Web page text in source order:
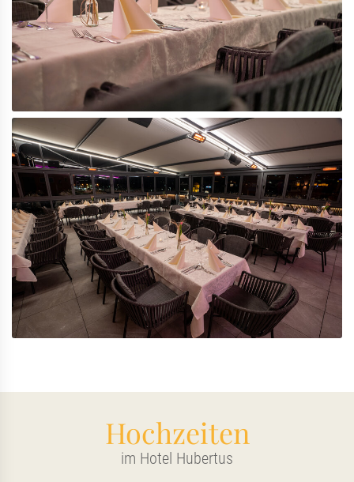
Hochzeiten
im Hotel Hubertus